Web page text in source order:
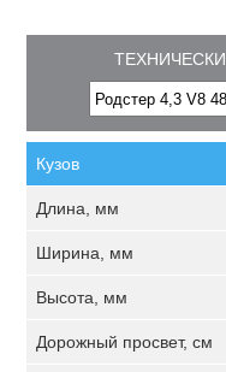
Кузов
Длина, мм
Ширина, мм
Высота, мм
Дорожный просвет, см